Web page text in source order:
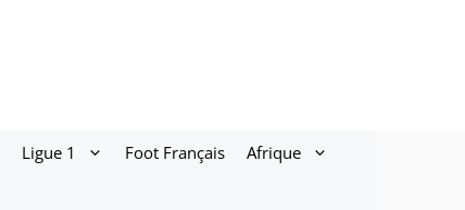
Ligue 1 Foot Français Afrique